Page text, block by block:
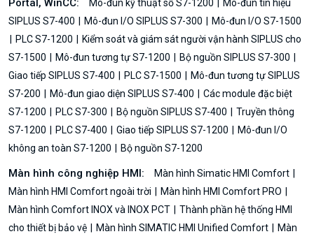
Portal, WinCC:
Mô-đun kỹ thuật số S7-1200
Mô-đun tín hiệu
SIPLUS S7-400
Mô-đun I/O SIPLUS S7-300
Mô-đun I/O S7-1500
PLC S7-1200
Kiểm soát và giám sát người vận hành SIPLUS cho
S7-1500
Mô-đun tương tự S7-1200
Bộ nguồn SIPLUS S7-300
Giao tiếp SIPLUS S7-400
PLC S7-1500
Mô-đun tương tự SIPLUS
S7-200
Mô-đun giao diện SIPLUS S7-400
Các module đặc biệt
S7-1200
PLC S7-300 Bộ nguồn SIPLUS S7-400
Truyền thông
S7-1200
PLC S7-400 Giao tiếp SIPLUS S7-1200
Mô-đun I/O
không an toàn S7-1200
Bộ nguồn S7-1200
Màn hình công nghiệp HMI:
Màn hình Simatic HMI Comfort
Màn hình HMI Comfort ngoài trời
Màn hình HMI Comfort PRO
Màn hình Comfort INOX và INOX PCT
Thành phần hệ thống HMI
cho thiết bị bảo vệ
Màn hình SIMATIC HMI Unified Comfort
Màn